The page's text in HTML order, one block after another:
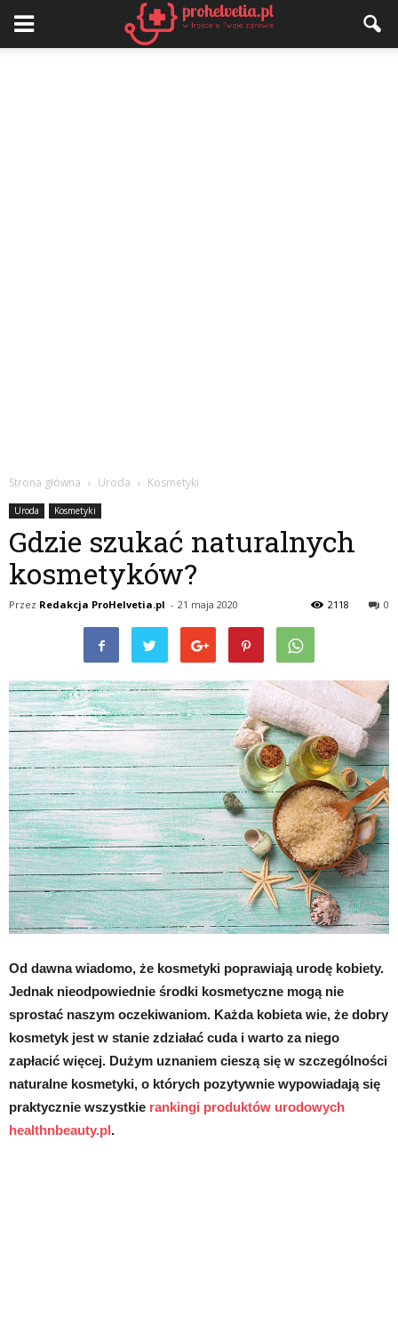
Strona główna Uroda Kosmetyki
Uroda Kosmetyki
Gdzie szukać naturalnych
kosmetyków?
Przez Redakcja ProHelvetia.pl - 21 maja 2020 0
2118
Od dawna wiadomo, że kosmetyki poprawiają urodę kobiety.
Jednak nieodpowiednie środki kosmetyczne mogą nie
sprostać naszym oczekiwaniom. Każda kobieta wie, że dobry
kosmetyk jest w stanie zdziałać cuda i warto za niego
zapłacić więcej. Dużym uznaniem cieszą się w szczególności
naturalne kosmetyki, o których pozytywnie wypowiadają się
praktycznie wszystkie rankingi produktów urodowych
healthnbeauty.pl.